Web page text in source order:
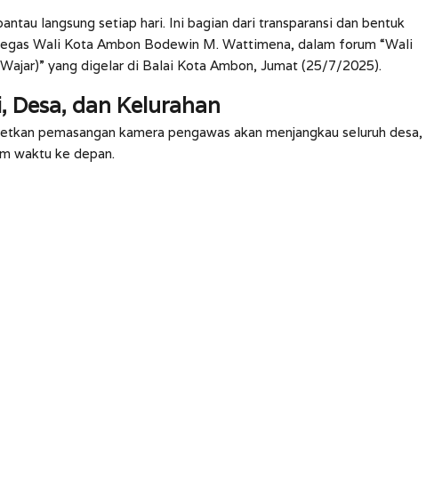
langsung setiap hari. Ini bagian dari transparansi dan bentuk
Wali Kota Ambon Bodewin M. Wattimena, dalam forum “Wali
yang digelar di Balai Kota Ambon, Jumat (25/7/2025).
Desa, dan Kelurahan
pemasangan kamera pengawas akan menjangkau seluruh desa,
waktu ke depan.